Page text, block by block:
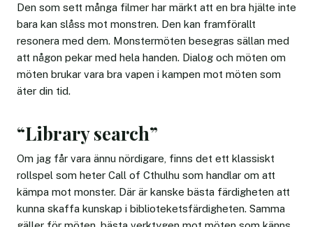
Den som sett många filmer har märkt att en bra hjälte inte
bara kan slåss mot monstren. Den kan framförallt
resonera med dem. Monstermöten besegras sällan med
att någon pekar med hela handen. Dialog och möten om
möten brukar vara bra vapen i kampen mot möten som
äter din tid.
“Library search”
Om jag får vara ännu nördigare, finns det ett klassiskt
rollspel som heter Call of Cthulhu som handlar om att
kämpa mot monster. Där är kanske bästa färdigheten att
kunna skaffa kunskap i biblioteketsfärdigheten. Samma